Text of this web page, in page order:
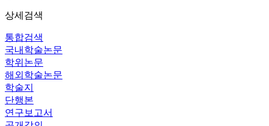
상세검색
통합검색
국내학술논문
학위논문
해외학술논문
학술지
단행본
연구보고서